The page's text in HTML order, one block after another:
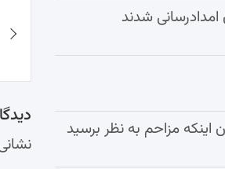
مزاحم به نظر برسید